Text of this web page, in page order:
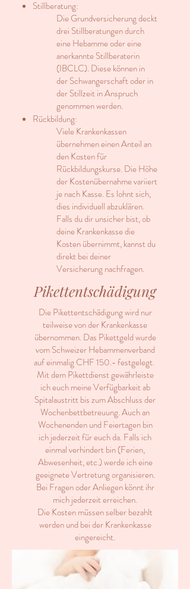
Stillberatung:
Die Grundversicherung deckt
drei Stillberatungen durch
eine Hebamme oder eine
anerkannte Stillberaterin
(IBCLC). Diese können in
der Schwangerschaft oder in
der Stillzeit in Anspruch
genommen werden.
Rückbildung:
Viele Krankenkassen
übernehmen einen Anteil an
den Kosten für
Rückbildungskurse. Die Höhe
der Kostenübernahme variiert
je nach Kasse. Es lohnt sich,
dies individuell abzuklären.
Falls du dir unsicher bist, ob
deine Krankenkasse die
Kosten übernimmt, kannst du
direkt bei deiner
Versicherung nachfragen.
Pikettentschädigung
Die Pikettentschädigung wird nur
teilweise von der Krankenkasse
übernommen. Das Pikettgeld wurde
vom Schweizer Hebammenverband
auf einmalig CHF 150.- festgelegt.
Mit dem Pikettdienst gewährleiste
ich euch meine Verfügbarkeit ab
Spitalaustritt bis zum Abschluss der
Wochenbettbetreuung. Auch an
Wochenenden und Feiertagen bin
ich jederzeit für euch da. Falls ich
einmal verhindert bin (Ferien,
Abwesenheit, etc.) werde ich eine
geeignete Vertretung organisieren.
Bei Fragen oder Anliegen könnt ihr
mich jederzeit erreichen.
Die Kosten müssen selber bezahlt
werden und bei der Krankenkasse
eingereicht.